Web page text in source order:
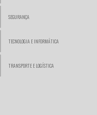
SEGURANÇA
TECNOLOGIA E INFORMÁTICA
TRANSPORTE E LOGÍSTICA